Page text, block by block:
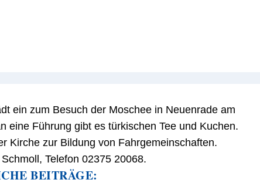
ein zum Besuch der Moschee in Neuenrade am
eine Führung gibt es türkischen Tee und Kuchen.
Kirche zur Bildung von Fahrgemeinschaften.
Telefon 02375 20068.
BEITRÄGE: